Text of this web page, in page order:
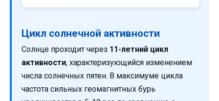
Цикл солнечной активности
Солнце проходит через 11-летний цикл
активности, характеризующийся изменением
числа солнечных пятен. В максимуме цикла
частота сильных геомагнитных бурь